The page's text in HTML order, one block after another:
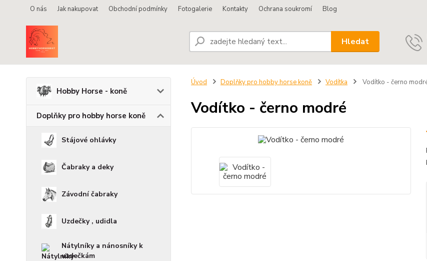
O nás Jak nakupovat Obchodní podmínky Fotogalerie Kontakty Ochrana soukromí Blog
Hledat
Hobby Horse - koně
Doplňky pro hobby horse koně
Stájové ohlávky
Čabraky a deky
Závodní čabraky
Uzdečky , udidla
Nátylníky a nánosníky k
uzdečkám
Úvod Doplňky pro hobby horse koně Vodítka Vodítko - černo
Vodítko - černo modré